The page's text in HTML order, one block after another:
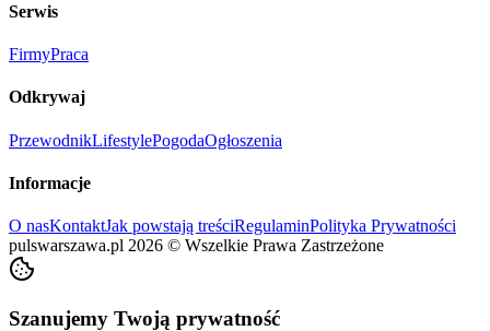
Serwis
FirmyPraca
Odkrywaj
PrzewodnikLifestylePogodaOgłoszenia
Informacje
O nasKontaktJak powstają treściRegulaminPolityka Prywatności
pulswarszawa.pl 2026 © Wszelkie Prawa Zastrzeżone
Szanujemy Twoją prywatność